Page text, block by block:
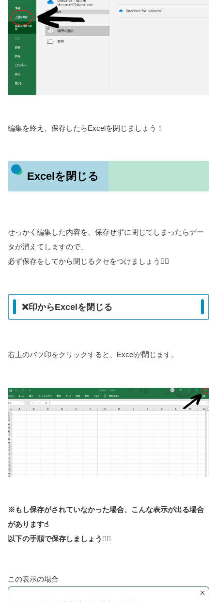
編集を終え、保存したらExcelを閉じましょう！
Excelを閉じる
せっかく編集した内容を、保存せずに閉じてしまったらデー
タが消えてしますので、
必ず保存をしてから閉じるクセをつけましょう🙆‍♀️
❌印からExcelを閉じる
右上のバツ印をクリックすると、Excelが閉じます。
※もし保存がされていなかった場合、こんな表示が出る場合
があります☝︎
以下の手順で保存しましょう🙆‍♀️
この表示の場合